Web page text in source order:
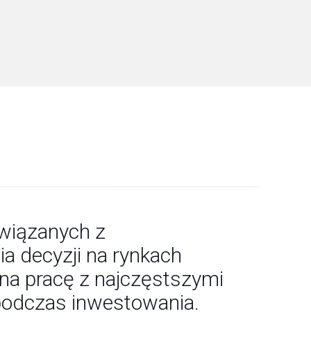
z
decyzji na rynkach
pracę z najczęstszymi
inwestowania.